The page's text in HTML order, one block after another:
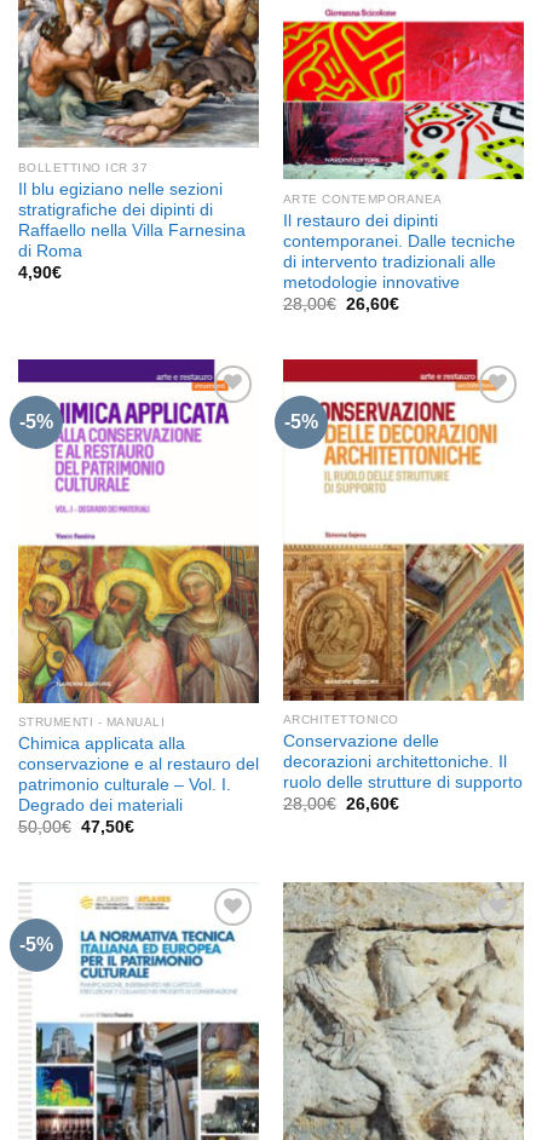
BOLLETTINO ICR 37
Il blu egiziano nelle sezioni
stratigrafiche dei dipinti di
Raffaello nella Villa Farnesina
di Roma
4,90€
ARTE CONTEMPORANEA
Il restauro dei dipinti
contemporanei. Dalle tecniche
di intervento tradizionali alle
metodologie innovative
28,00€ Il
26,60€Il
-5%
STRUMENTI - MANUALI
Chimica applicata alla
conservazione e al restauro del
patrimonio culturale – Vol. I.
Degrado dei materiali
50,00€ Il
50,00€.
47,50€Il
47,50€.
-5%
Aggiungi
ARCHITETTONICO
Conservazione delle
decorazioni architettoniche. Il
ruolo delle strutture di supporto
28,00€ Il
26,60€Il
-5%
Aggiungi
dei
desideri
Aggiungi
alla lista
dei
desideri